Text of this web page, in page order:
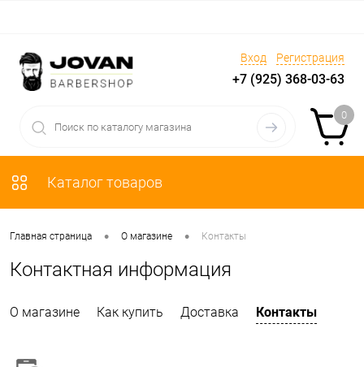
Вход Регистрация
+7 (925) 368-03-63
0
Каталог товаров
Главная страница • О магазине • Контакты
Контактная информация
О магазине Как купить Доставка Контакты